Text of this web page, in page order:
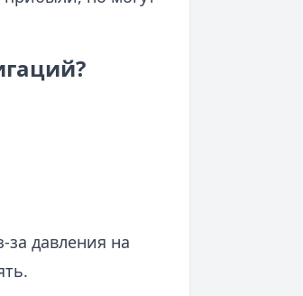
за давления на